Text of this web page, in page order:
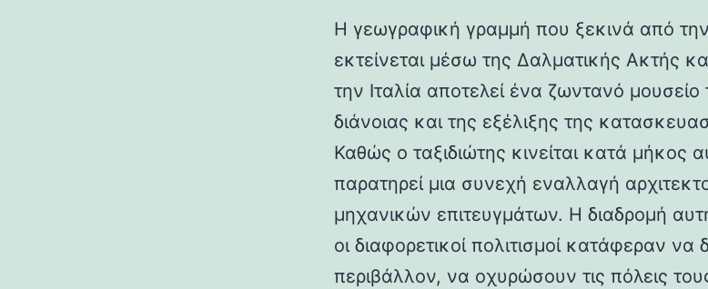
Η γεωγραφική γραμμή που ξεκινά από
εκτείνεται μέσω της Δαλματικής Ακτής
την Ιταλία αποτελεί ένα ζωντανό
διάνοιας και της εξέλιξης της
Καθώς ο ταξιδιώτης κινείται κατά μήκος
παρατηρεί μια συνεχή εναλλαγή
μηχανικών επιτευγμάτων. Η διαδρομή
οι διαφορετικοί πολιτισμοί κατάφεραν
περιβάλλον, να οχυρώσουν τις πόλεις